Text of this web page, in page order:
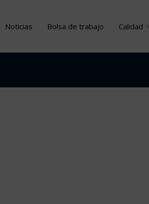
Noticias Bolsa de trabajo Calidad
Porters